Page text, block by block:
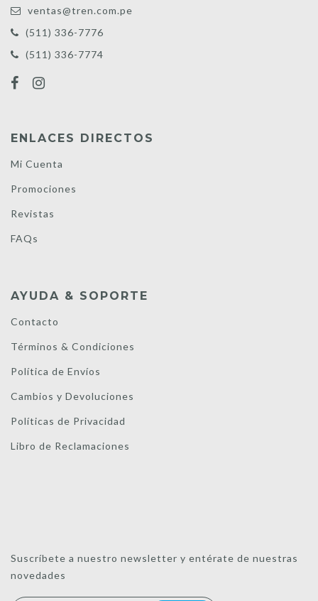
ventas@tren.com.pe
(511) 336-7776
(511) 336-7774
ENLACES DIRECTOS
Mi Cuenta
Promociones
Revistas
FAQs
AYUDA & SOPORTE
Contacto
Términos & Condiciones
Política de Envíos
Cambios y Devoluciones
Políticas de Privacidad
Libro de Reclamaciones
Suscríbete a nuestro newsletter y entérate de nuestras
novedades